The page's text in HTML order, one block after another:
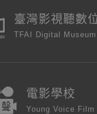
臺灣影視聽數
TFAI Digital Museum
電影學校
Young Voice Film